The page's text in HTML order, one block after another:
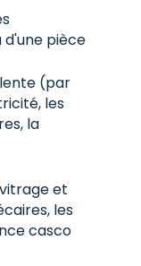
pièce
(par
les
la
et
les
casco